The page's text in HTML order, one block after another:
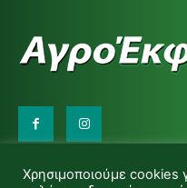
d.makas@yahoo.gr
Χρησιμοποιούμε cookies